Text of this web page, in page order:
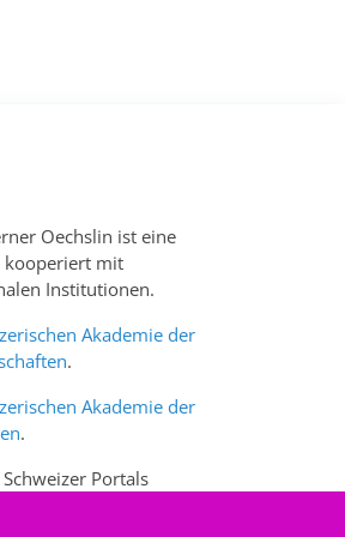
Oechslin ist eine
kooperiert mit
Institutionen.
Akademie der
.
Akademie der
.
Portals